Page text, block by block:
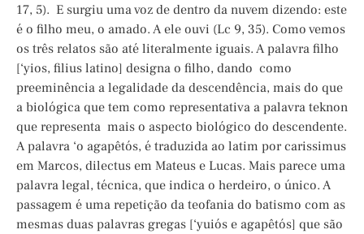
17, 5). E surgiu uma voz de dentro da nuvem dizendo: este
é o filho meu, o amado. A ele ouvi (Lc 9, 35). Como vemos
os três relatos são até literalmente iguais. A palavra filho
[‘yios, filius latino] designa o filho, dando como
preeminência a legalidade da descendência, mais do que
a biológica que tem como representativa a palavra teknon
que representa mais o aspecto biológico do descendente.
A palavra ‘o agapêtós, é traduzida ao latim por carissimus
em Marcos, dilectus em Mateus e Lucas. Mais parece uma
palavra legal, técnica, que indica o herdeiro, o único. A
passagem é uma repetição da teofania do batismo com as
mesmas duas palavras gregas [‘yuiós e agapêtós] que são